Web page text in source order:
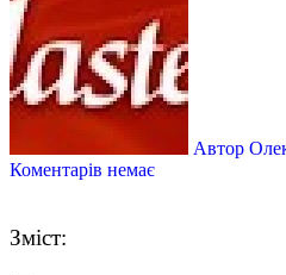
Автор
Коментарів немає
Зміст: